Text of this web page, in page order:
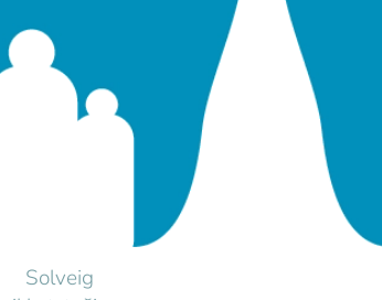
Solveig